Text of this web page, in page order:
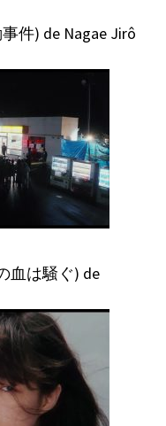
事件) de Nagae Jirô
血は騒ぐ) de